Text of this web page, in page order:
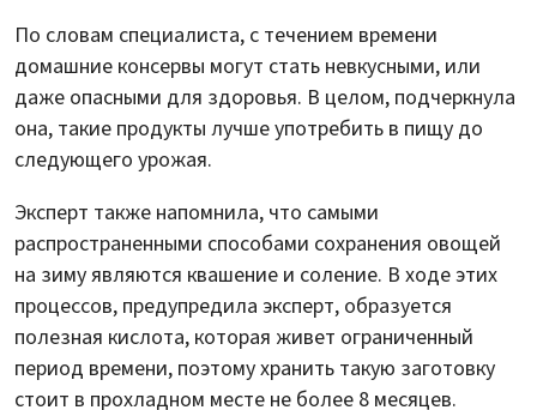
По словам специалиста, с течением времени
домашние консервы могут стать невкусными, или
даже опасными для здоровья. В целом, подчеркнула
она, такие продукты лучше употребить в пищу до
следующего урожая.
Эксперт также напомнила, что самыми
распространенными способами сохранения овощей
на зиму являются квашение и соление. В ходе этих
процессов, предупредила эксперт, образуется
полезная кислота, которая живет ограниченный
период времени, поэтому хранить такую заготовку
стоит в прохладном месте не более 8 месяцев.